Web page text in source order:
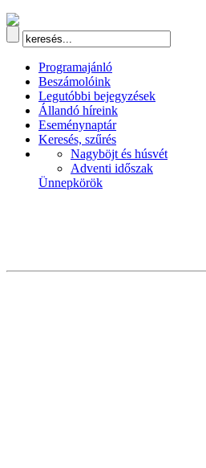
Programajánló
Beszámolóink
Legutóbbi bejegyzések
Állandó híreink
Eseménynaptár
Keresés, szűrés
Nagyböjt és húsvét
Adventi időszak
Ünnepkörök